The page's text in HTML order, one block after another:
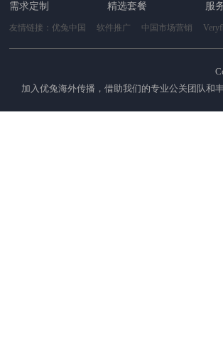
需求定制 精选套餐 服
友情链接： 优兔中国 软件推广 中国市场营销
加入优兔海外传播，借助我们的专业公关团队和